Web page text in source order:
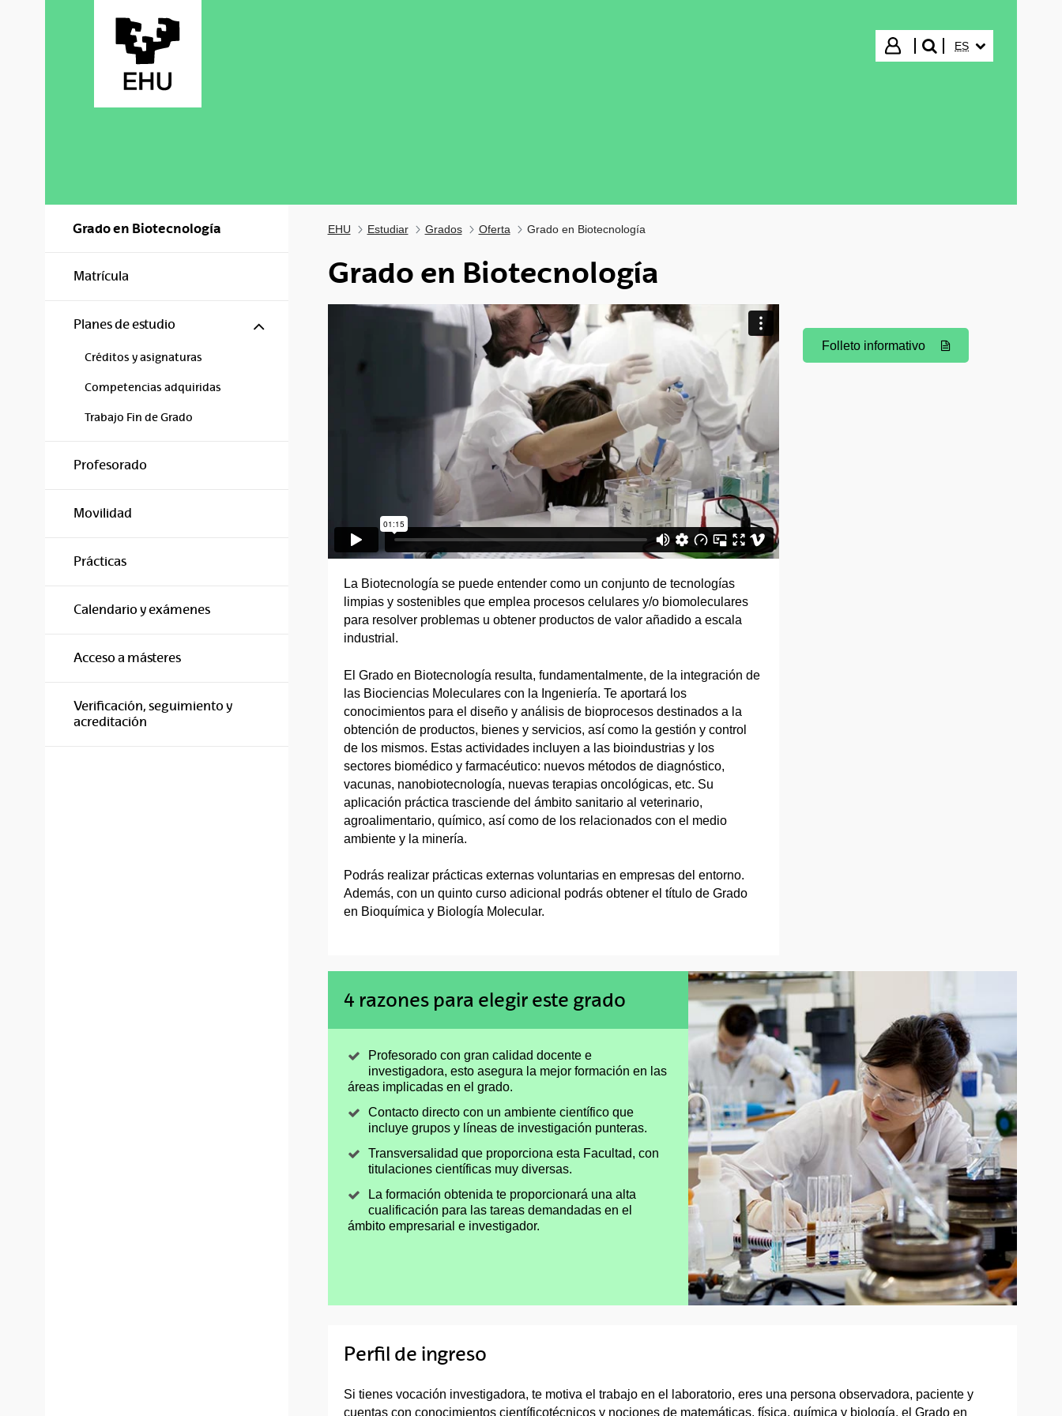
Iniciar sesión
buscar"
ES
Grado en Biotecnología
Matrícula
Planes de estudio Mostrar/ocultar subpáginas
Créditos y asignaturas
Competencias adquiridas
Trabajo Fin de Grado
Profesorado
Movilidad
Prácticas
Calendario y exámenes
Acceso a másteres
Verificación, seguimiento y
acreditación
EHU Estudiar Grados Oferta Grado en Biotecnología
Grado en Biotecnología
La Biotecnología se puede entender como un conjunto de tecnologías
limpias y sostenibles que emplea procesos celulares y/o biomoleculares
para resolver problemas u obtener productos de valor añadido a escala
industrial.
El Grado en Biotecnología resulta, fundamentalmente, de la integración de
las Biociencias Moleculares con la Ingeniería. Te aportará los
conocimientos para el diseño y análisis de bioprocesos destinados a la
obtención de productos, bienes y servicios, así como la gestión y control
de los mismos. Estas actividades incluyen a las bioindustrias y los
sectores biomédico y farmacéutico: nuevos métodos de diagnóstico,
vacunas, nanobiotecnología, nuevas terapias oncológicas, etc. Su
aplicación práctica trasciende del ámbito sanitario al veterinario,
agroalimentario, químico, así como de los relacionados con el medio
ambiente y la minería.
Podrás realizar prácticas externas voluntarias en empresas del entorno.
Además, con un quinto curso adicional podrás obtener el título de Grado
en Bioquímica y Biología Molecular.
(Abre una nueva ventana)
Folleto informativo
4 razones para elegir este grado
Profesorado con gran calidad docente e
investigadora, esto asegura la mejor formación en las
áreas implicadas en el grado.
Contacto directo con un ambiente científico que
incluye grupos y líneas de investigación punteras.
Transversalidad que proporciona esta Facultad, con
titulaciones científicas muy diversas.
La formación obtenida te proporcionará una alta
cualificación para las tareas demandadas en el
ámbito empresarial e investigador.
Perfil de ingreso
Si tienes vocación investigadora, te motiva el trabajo en el laboratorio, eres una persona observadora, paciente y
cuentas con conocimientos científicotécnicos y nociones de matemáticas, física, química y biología, el Grado en